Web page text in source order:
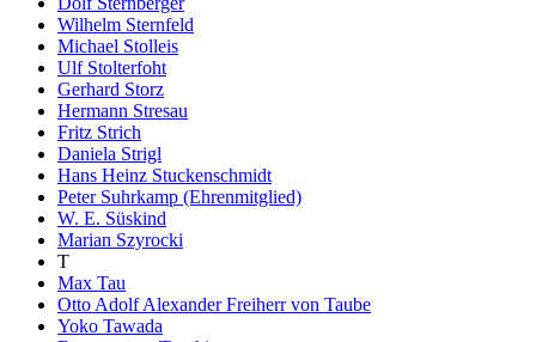
Wilhelm Sternfeld
Michael Stolleis
Ulf Stolterfoht
Gerhard Storz
Hermann Stresau
Fritz Strich
Daniela Strigl
Hans Heinz Stuckenschmidt
Peter Suhrkamp (Ehrenmitglied)
W. E. Süskind
Marian Szyrocki
T
Max Tau
Otto Adolf Alexander Freiherr von Taube
Yoko Tawada